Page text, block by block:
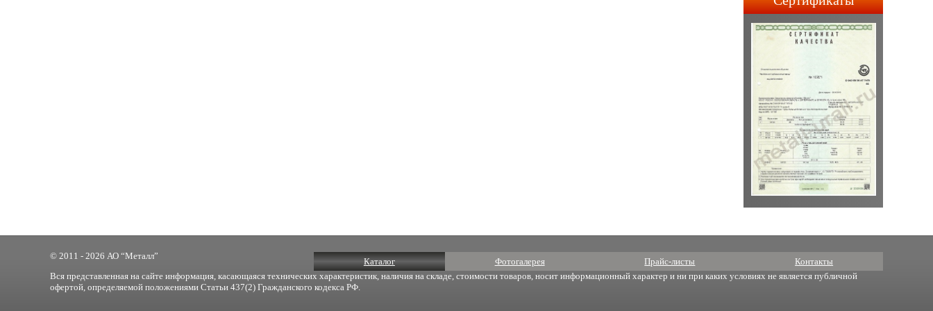
строительства АПЛ 4-го и
5-го поколений.
Каталог Фотогалерея Прайс-листы Контакты
© 2011 - 2026 АО “Металл”
Вся представленная на сайте информация, касающаяся технических характеристик, наличия на складе, стоимости товаров, носит информационный характер и ни при каких условиях не является публичной
офертой, определяемой положениями Статьи 437(2) Гражданского кодекса РФ.